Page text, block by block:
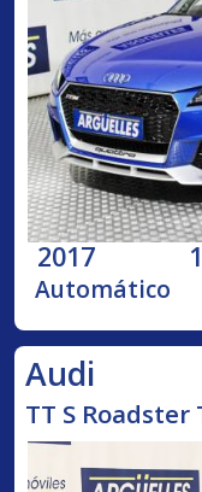
2017
Automático
Audi
TT S Roadster